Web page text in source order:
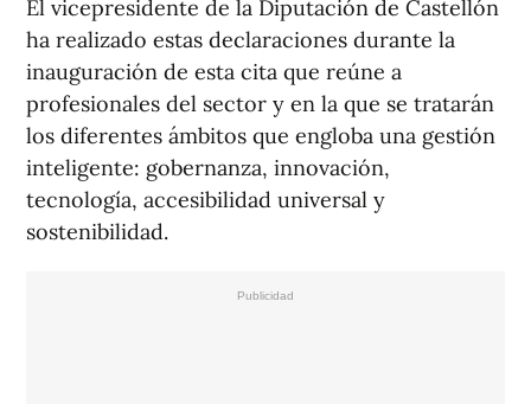
El vicepresidente de la Diputación de Castellón
ha realizado estas declaraciones durante la
inauguración de esta cita que reúne a
profesionales del sector y en la que se tratarán
los diferentes ámbitos que engloba una gestión
inteligente: gobernanza, innovación,
tecnología, accesibilidad universal y
sostenibilidad.